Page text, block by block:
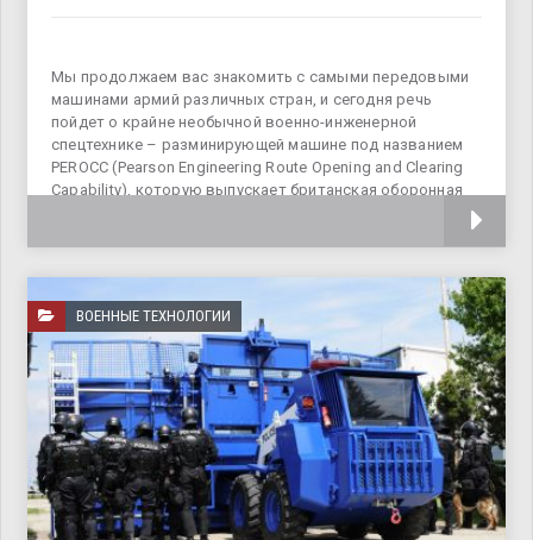
Мы продолжаем вас знакомить с самыми передовыми
машинами армий различных стран, и сегодня речь
пойдет о крайне необычной военно-инженерной
спецтехнике – разминирующей машине под названием
PEROCC (Pearson Engineering Route Opening and Clearing
Capability), которую выпускает британская оборонная
ВОЕННЫЕ ТЕХНОЛОГИИ